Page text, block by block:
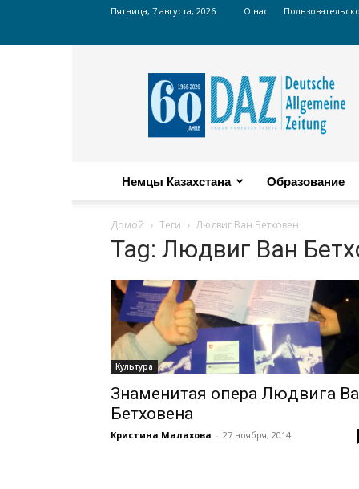
Пятница, 7 августа, 2026 О нас
Russian
DAZ
Немцы Казахстана Образование
Домой Теги Людвиг Ван Бетховен
Tag: Людвиг Ван
Культура
Знаменитая опера Людвига
Бетховена
Кристина Малахова - 27 ноября, 2014